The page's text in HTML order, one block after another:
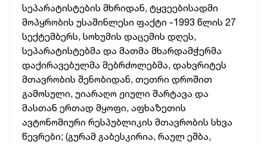
სეპარატისტების მხრიდან, ტყვეებისადმი
მოპყრობის უსაშინლესი ფაქტი -1993 წლის 27
სექტემბერს, სოხუმის დაცემის დღეს,
სეპარატისტებმა და მათმა მხარდამჭერმა
დაქირავებულმა მებრძოლებმა, დახვრიტეს
მთავრობის შენობიდან, თეთრი დროშით
გამოსული, უიარაღო ჟიული შარტავა და
მასთან ერთად მყოფი, აფხაზეთის
ავტონომიური რესპუბლიკის მთავრობის სხვა
წევრები; (გურამ გაბესკირია, რაულ ეშბა,